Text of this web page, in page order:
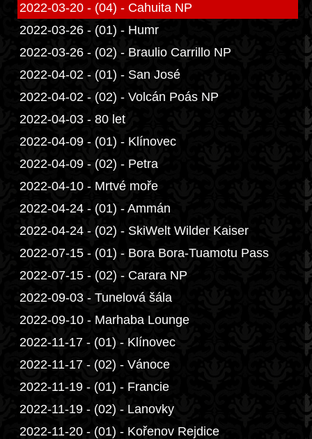
2022-03-20 - (04) - Cahuita NP
2022-03-26 - (01) - Humr
2022-03-26 - (02) - Braulio Carrillo NP
2022-04-02 - (01) - San José
2022-04-02 - (02) - Volcán Poás NP
2022-04-03 - 80 let
2022-04-09 - (01) - Klínovec
2022-04-09 - (02) - Petra
2022-04-10 - Mrtvé moře
2022-04-24 - (01) - Ammán
2022-04-24 - (02) - SkiWelt Wilder Kaiser
2022-07-15 - (01) - Bora Bora-Tuamotu Pass
2022-07-15 - (02) - Carara NP
2022-09-03 - Tunelová šála
2022-09-10 - Marhaba Lounge
2022-11-17 - (01) - Klínovec
2022-11-17 - (02) - Vánoce
2022-11-19 - (01) - Francie
2022-11-19 - (02) - Lanovky
2022-11-20 - (01) - Kořenov Rejdice